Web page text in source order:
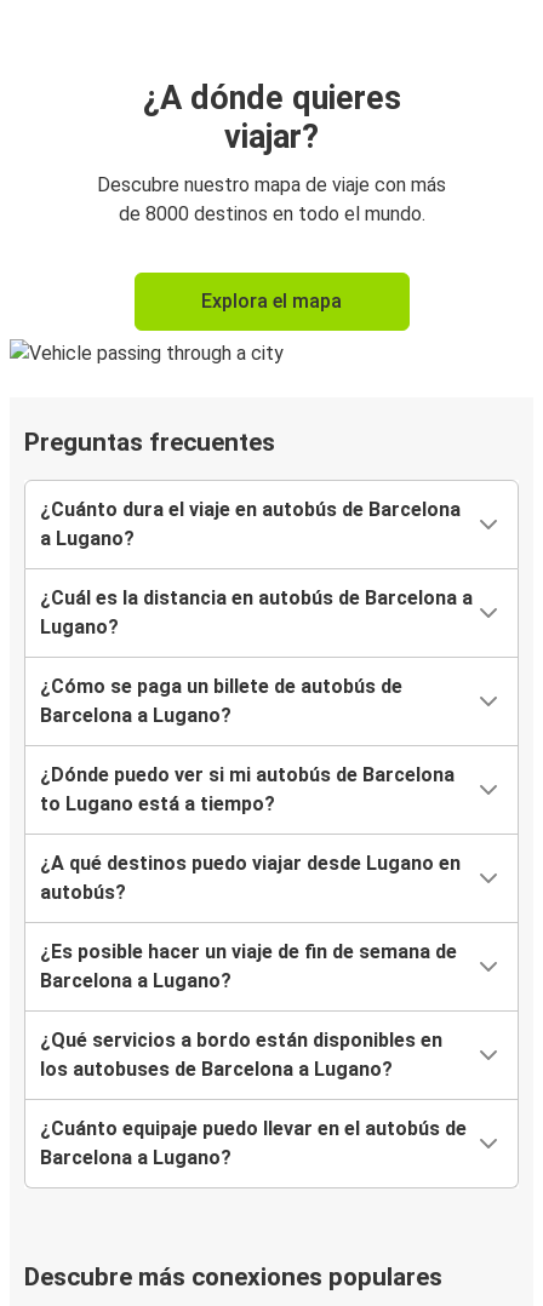
¿A dónde quieres
viajar?
Descubre nuestro mapa de viaje con más
de 8000 destinos en todo el mundo.
Explora el mapa
Preguntas frecuentes
¿Cuánto dura el viaje en autobús de Barcelona
a Lugano?
¿Cuál es la distancia en autobús de Barcelona a
Lugano?
¿Cómo se paga un billete de autobús de
Barcelona a Lugano?
¿Dónde puedo ver si mi autobús de Barcelona
to Lugano está a tiempo?
¿A qué destinos puedo viajar desde Lugano en
autobús?
¿Es posible hacer un viaje de fin de semana de
Barcelona a Lugano?
¿Qué servicios a bordo están disponibles en
los autobuses de Barcelona a Lugano?
¿Cuánto equipaje puedo llevar en el autobús de
Barcelona a Lugano?
Descubre más conexiones populares